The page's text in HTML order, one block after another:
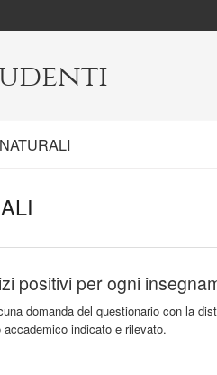
positivi per ogni
domanda del questionario con la
indicato e rilevato.